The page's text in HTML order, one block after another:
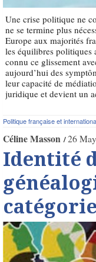
Une crise politique ne
ne se termine plus
Europe aux majorités
les équilibres politiques
connu ce glissement
aujourd’hui des
leur capacité de
juridique et devient un
Politique française et
Céline Masson 26
Identité